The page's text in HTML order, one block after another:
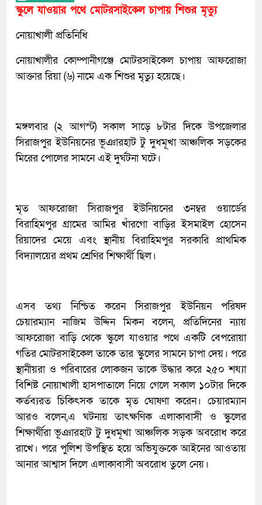
স্কুলে যাওয়ার পথে মোটরসাইকেল চাপায় শিশুর মৃত্যু
নোয়াখালী প্রতিনিধি
নোয়াখালীর কোম্পানীগঞ্জে মোটরসাইকেল চাপায় আফরোজা
আক্তার রিয়া (৬) নামে এক শিশুর মৃত্যু হয়েছে।
মঙ্গলবার (২ আগস্ট) সকাল সাড়ে ৮টার দিকে উপজেলার
সিরাজপুর ইউনিয়নের ভূঞারহাট টু দুধমূখা আঞ্চলিক সড়কের
মিরের পোলের সামনে এই দুর্ঘটনা ঘটে।
মৃত আফরোজা সিরাজপুর ইউনিয়নের ৩নম্বর ওয়ার্ডের
বিরাহিমপুর গ্রামের আমির খাঁরগো বাড়ির ইসমাইল হোসেন
রিয়াদের মেয়ে এবং স্থানীয় বিরাহিমপুর সরকারি প্রাথমিক
বিদ্যালয়ের প্রথম শ্রেণির শিক্ষার্থী ছিল।
এসব তথ্য নিশ্চিত করেন সিরাজপুর ইউনিয়ন পরিষদ
চেয়ারম্যান নাজিম উদ্দিন মিকন বলেন, প্রতিদিনের ন্যায়
আফরোজা বাড়ি থেকে স্কুলে যাওয়ার পথে একটি বেপরোয়া
গতির মোটরসাইকেল তাকে তার স্কুলের সামনে চাপা দেয়। পরে
স্থানীয়রা ও পরিবারের লোকজন তাকে উদ্ধার করে ২৫০ শয্যা
বিশিষ্ট নোয়াখালী হাসপাতালে নিয়ে গেলে সকাল ১০টার দিকে
কর্তব্যরত চিকিৎসক তাকে মৃত ঘোষণা করেন। চেয়ারম্যান
আরও বলেন,এ ঘটনায় তাৎক্ষণিক এলাকাবাসী ও স্কুলের
শিক্ষার্থীরা ভূঞারহাট টু দুধমূখা আঞ্চলিক সড়ক অবরোধ করে
রাখে। পরে পুলিশ উপস্থিত হয়ে অভিযুক্তকে আইনের আওতায়
আনার আশ্বাস দিলে এলাকাবাসী অবরোধ তুলে নেয়।